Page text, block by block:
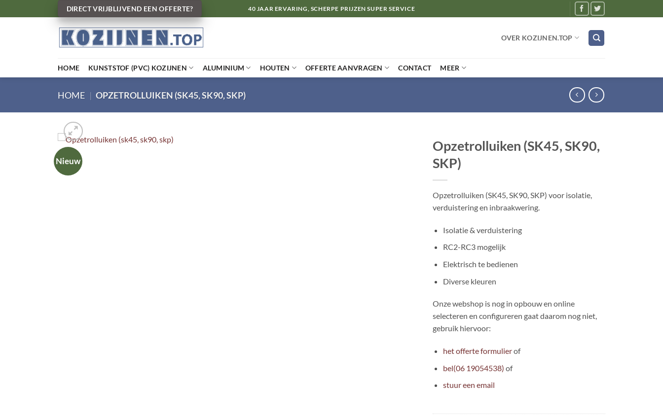
naar
DIRECT VRIJBLIJVEND EEN OFFERTE? 40 JAAR ERVARING, SCHERPE PRIJZEN SUPER SERVICE
OVER KOZIJNEN.TOP
HOME KUNSTSTOF (PVC) KOZIJNEN ALUMINIUM HOUTEN OFFERTE AANVRAGEN CONTACT MEER
HOME | OPZETROLLUIKEN (SK45, SK90, SKP)
Nieuw
Opzetrolluiken (SK45, SK90,
SKP)
Opzetrolluiken (SK45, SK90, SKP) voor isolatie,
verduistering en inbraakwering.
Isolatie & verduistering
RC2-RC3 mogelijk
Elektrisch te bedienen
Diverse kleuren
Onze webshop is nog in opbouw en online
selecteren en configureren gaat daarom nog niet,
gebruik hiervoor:
het offerte formulierof
bel(06 19054538) of
stuur een email